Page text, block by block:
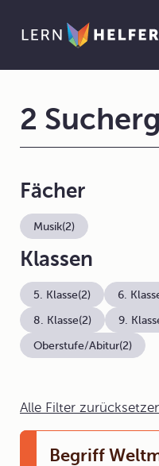
Alle Filter
Begriff
2
Fächer
Musik(2)
Klassen
5. Klasse(2) 6.
8. Klasse(2) 9.
Oberstufe/Abitur(2)